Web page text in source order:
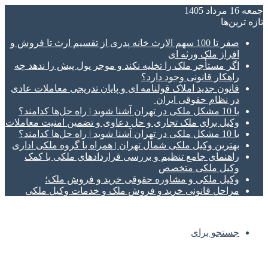
جمعه 16 مرداد 1405
تازه‌ ترین‌ها
صفر تا 100 سهم الارث خانه پدری از تقسیم ارث تا فروش و
افراز ملک ورثه ای
اگر مستأجر ملک را تخلیه نکند و موجر پول پیش را ندهد چه
راهکار قانونی وجود دارد؟
قانون جدید املاک قولنامه ای و پایان تدریجی معاملات عادی
در نظام حقوقی ایران
با 10 مشکل ملکی در تهران آشنا شوید | راه حل‌ها کدامند؟
وکیل برای ملک تجاری و حل دعاوی و تضمین امنیت معاملات
با 10 مشکل ملکی در تهران آشنا شوید | راه حل‌ها کدامند؟
بهترین وکیل ملکی شمال تهران | همراه با گروه ملکی اداری
راهنمای جامع تنظیم و بررسی قراردادهای ملکی با کمک
وکیل ملکی متخصص
وکیل ملکی و مشاوره حقوقی خرید و فروش ملک؛
مراحل قانونی خرید و فروش ملک و خدمات وکیل ملکی
جستجو برای